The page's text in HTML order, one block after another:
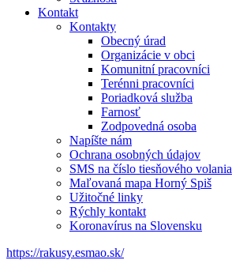
Kontakt
Kontakty
Obecný úrad
Organizácie v obci
Komunitní pracovníci
Terénni pracovníci
Poriadková služba
Farnosť
Zodpovedná osoba
Napíšte nám
Ochrana osobných údajov
SMS na číslo tiesňového volania
Maľovaná mapa Horný Spiš
Užitočné linky
Rýchly kontakt
Koronavírus na Slovensku
https://rakusy.esmao.sk/